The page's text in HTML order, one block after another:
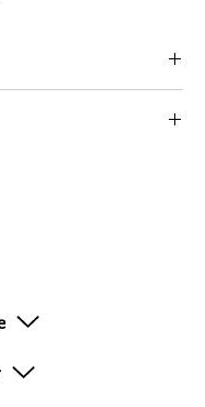
hábil.
con descuento o